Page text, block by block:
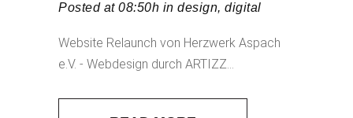
Posted at 08:50h in design, digital
Website Relaunch von Herzwerk Aspach
e.V. - Webdesign durch ARTIZZ...